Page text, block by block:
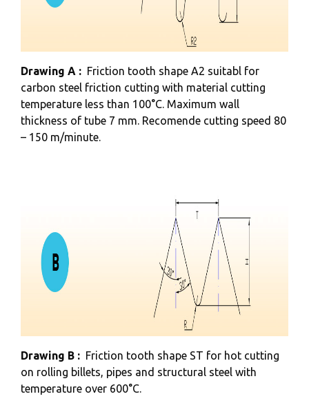
Drawing A : Friction tooth shape A2 suitabl for
carbon steel friction cutting with material cutting
temperature less than 100°C. Maximum wall
thickness of tube 7 mm. Recomende cutting speed 80
– 150 m/minute.
Drawing B : Friction tooth shape ST for hot cutting
on rolling billets, pipes and structural steel with
temperature over 600°C.